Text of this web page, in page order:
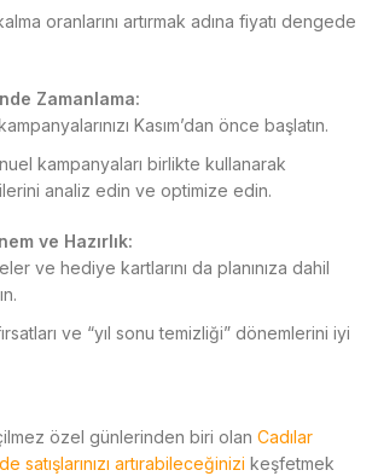
oranlarını artırmak adına fiyatı dengede
Zamanlama:
Kasım’dan önce başlatın.
kampanyaları birlikte kullanarak
analiz edin ve optimize edin.
ve Hazırlık:
ve hediye kartlarını da planınıza dahil
ve “yıl sonu temizliği” dönemlerini iyi
özel günlerinden biri olan Cadılar
satışlarınızı artırabileceğinizi keşfetmek